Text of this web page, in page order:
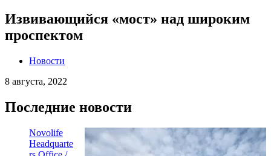
Извивающийся «мост» над широким
проспектом
Новости
8 августа, 2022
Последние новости
Novolife
Headquarte